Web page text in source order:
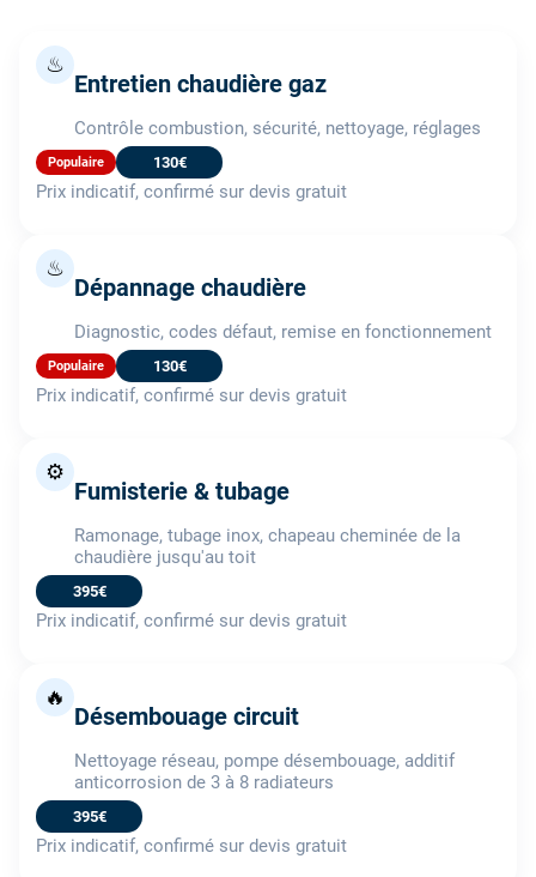
♨
Entretien chaudière gaz
Contrôle combustion, sécurité, nettoyage, réglages
Populaire 130€
Prix indicatif, confirmé sur devis gratuit
♨
Dépannage chaudière
Diagnostic, codes défaut, remise en fonctionnement
Populaire 130€
Prix indicatif, confirmé sur devis gratuit
⚙️
Fumisterie & tubage
Ramonage, tubage inox, chapeau cheminée de la
chaudière jusqu'au toit
395€
Prix indicatif, confirmé sur devis gratuit
🔥
Désembouage circuit
Nettoyage réseau, pompe désembouage, additif
anticorrosion de 3 à 8 radiateurs
395€
Prix indicatif, confirmé sur devis gratuit